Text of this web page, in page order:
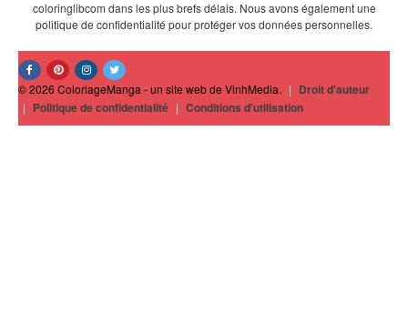
coloringlibcom dans les plus brefs délais. Nous avons également une
politique de confidentialité pour protéger vos données personnelles.
© 2026 ColoriageManga - un site web de VinhMedia. | Droit d'auteur
| Politique de confidentialité | Conditions d'utilisation